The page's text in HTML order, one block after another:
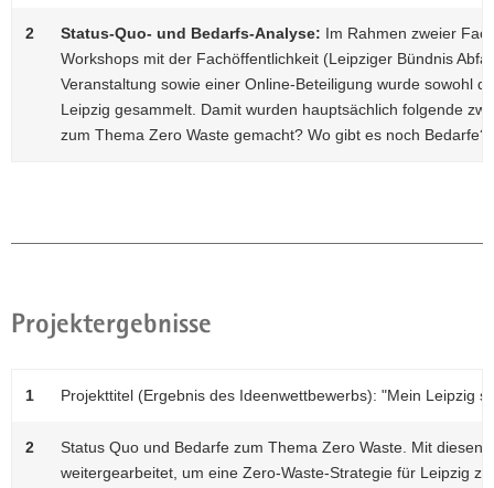
2 Status-Quo- und Bedarfs-Analyse: Im Rahmen zweier
Workshops mit der Fachöffentlichkeit (Leipziger Bündnis
Veranstaltung sowie einer Online-Beteiligung wurde sowohl
Leipzig gesammelt. Damit wurden hauptsächlich folgende
zum Thema Zero Waste gemacht? Wo gibt es noch Bedarfe?
Projektergebnisse
1 Projekttitel (Ergebnis des Ideenwettbewerbs): "Mein Leipzig
2
Status Quo und Bedarfe zum Thema Zero Waste. Mit diesen
weitergearbeitet, um eine Zero-Waste-Strategie für Leipzig